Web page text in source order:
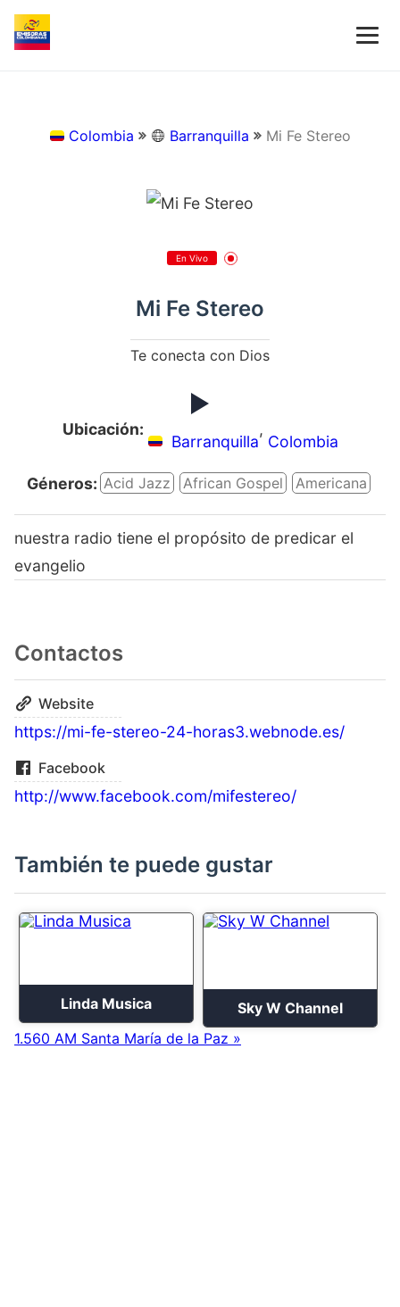
Colombia Barranquilla Mi Fe Stereo
En Vivo
Mi Fe Stereo
Te conecta con Dios
Ubicación:
Barranquilla
,
Colombia
Géneros: Acid Jazz African Gospel Americana
nuestra radio tiene el propósito de predicar el
evangelio
Contactos
Website
https://mi-fe-stereo-24-horas3.webnode.es/
Facebook
http://www.facebook.com/mifestereo/
También te puede gustar
Linda Musica
Sky W Channel
1.560 AM Santa María de la Paz »